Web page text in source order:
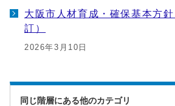
大阪市人材育成・確保基本方
訂）
2026年3月10日
同じ階層にある他のカテゴリ